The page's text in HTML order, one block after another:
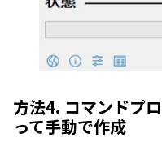
方法4. コマンドプ
って手動で作成